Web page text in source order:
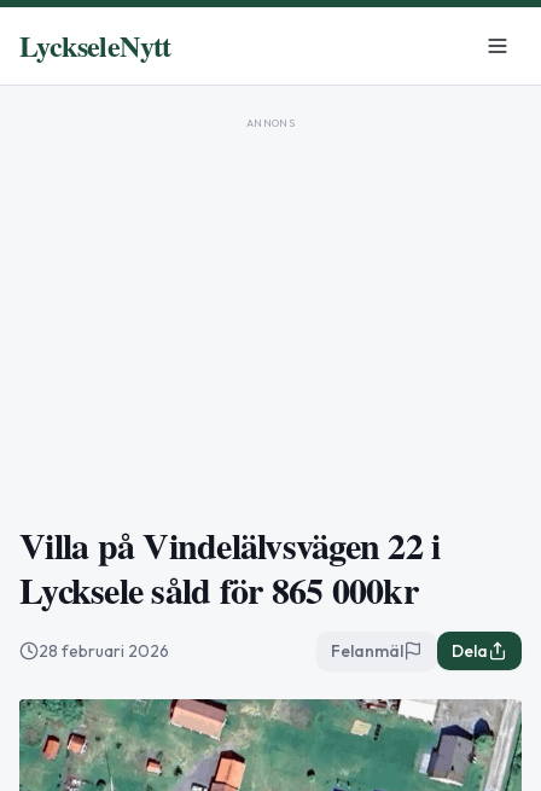
LyckseleNytt
ANNONS
Villa på Vindelälvsvägen 22 i
Lycksele såld för 865 000kr
28 februari 2026 Felanmäl Dela